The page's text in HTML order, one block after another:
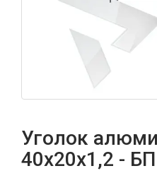
Уголок
40х20х1,2 - БП